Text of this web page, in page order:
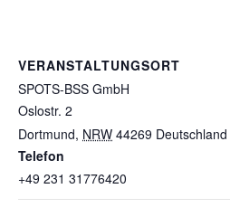
VERANSTALTUNGSORT
SPOTS-BSS GmbH
Oslostr. 2
Dortmund, NRW 44269 Deutschland
Telefon
+49 231 31776420